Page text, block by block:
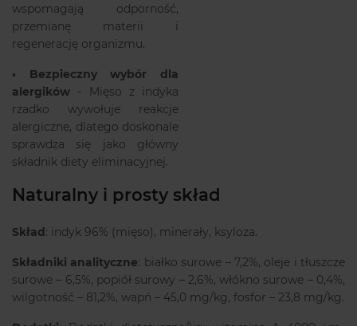
wspomagają odporność,
przemianę materii i
regenerację organizmu.
• Bezpieczny wybór dla
alergików - Mięso z indyka
rzadko wywołuje reakcje
alergiczne, dlatego doskonale
sprawdza się jako główny
składnik diety eliminacyjnej.
Naturalny i prosty skład
Skład : indyk 96% (mięso), minerały, ksyloza.
Składniki analityczne: białko surowe – 7,2%, oleje i tłuszcze
surowe – 6,5%, popiół surowy – 2,6%, włókno surowe – 0,4%,
wilgotność – 81,2%, wapń – 45,0 mg/kg, fosfor – 23,8 mg/kg.